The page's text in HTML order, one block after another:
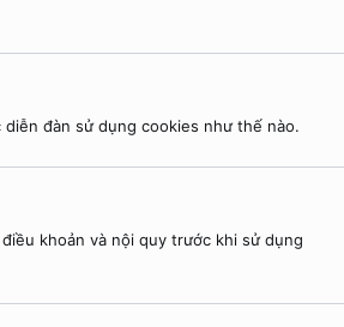
diễn đàn sử dụng cookies như thế nào.
khoản và nội quy trước khi sử dụng